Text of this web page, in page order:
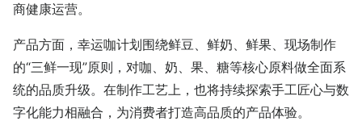
商健康运营。
产品方面，幸运咖计划围绕鲜豆、鲜奶、鲜果、现场制作
的“三鲜一现”原则，对咖、奶、果、糖等核心原料做全面系
统的品质升级。在制作工艺上，也将持续探索手工匠心与数
字化能力相融合，为消费者打造高品质的产品体验。